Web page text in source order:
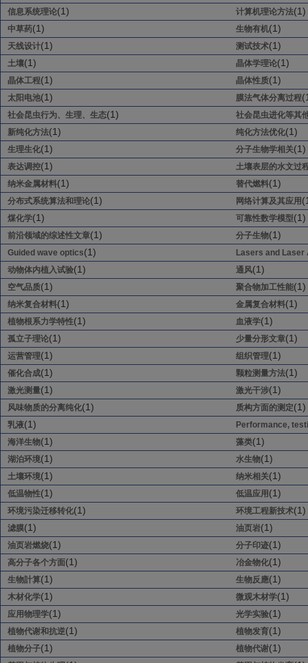
信息系统理论(1) 计算机理论方法(1)
中草药(1) 生物有机(1)
天线设计(1) 测试技术(1)
土壤(1) 晶体学理论(1)
晶体工程(1) 晶体性质(1)
太阳电池(1) 膜法气体分离过程
社会昆虫行为、生理、生态(1)
社会昆虫进化等其
新纯化方法(1) 纯化方法优化(1)
生理生化(1) 分子生物学相关(1)
表达调控(1)
土壤表层的水文过
纳米金属材料(1) 替代燃料(1)
分布式系统算法和理论(1) 网络计算及其应用
煤化学(1) 可靠性数学模型(1)
前沿领域的综述性文章(1) 分子生物(1)
Guided wave optics(1)
Lasers and Laser
动物体内植入试验(1) 通风(1)
空气品质(1) 聚合物加工性能(1)
纳米复合材料(1) 金属复合材料(1)
植物根系力学特性(1) 血液学(1)
孤立子理论(1) 少量分形文章(1)
运营管理(1) 组织管理(1)
催化合成(1) 颗粒测量方法(1)
激光测量(1) 激光干涉(1)
风味物质的分离纯化(1) 质构方面的测定(1)
乳液(1)
Performance,
海洋生物(1) 藻类(1)
湖泊环境(1) 水生物(1)
土壤环境(1) 纳米相关(1)
低温物性(1) 低温应用 (1)
环境污染迁移转化(1) 环境工程新技术(1)
滤膜(1) 油页岩(1)
油页岩燃烧(1) 分子印迹(1)
高分子各个方面(1) 冶金物化(1)
生物計算(1) 生物反應(1)
木材化学(1) 微观木材学(1)
应用物理学(1) 光学实验(1)
植物代谢和抗逆(1) 植物发育(1)
植物分子(1) 植物代谢(1)